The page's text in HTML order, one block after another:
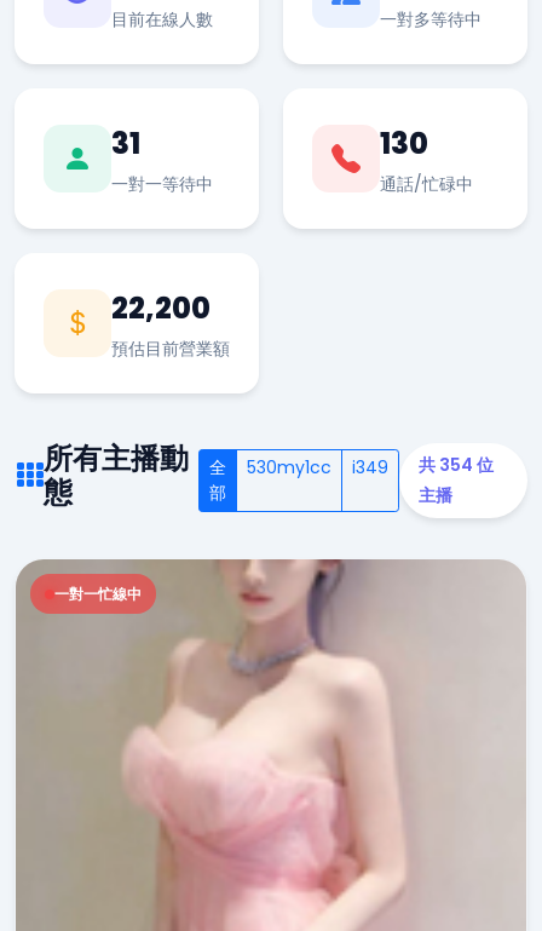
目前在線人數 一對多等待中
31
一對一等待中
130
通話/忙碌中
22,200
預估目前營業額
所有主播動
態
全
部
530my1cc i349
共 354 位
主播
一對一忙線中